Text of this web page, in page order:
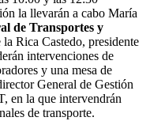
la llevarán a cabo María
de Transportes y
la Rica Castedo, presidente
intervenciones de
y una mesa de
General de Gestión
en la que intervendrán
de transporte.